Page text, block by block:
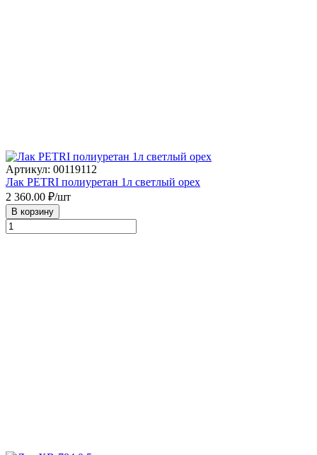
Артикул: 00119112
Лак PETRI полиуретан 1л светлый орех
2 360.00 ₽/шт
В корзину